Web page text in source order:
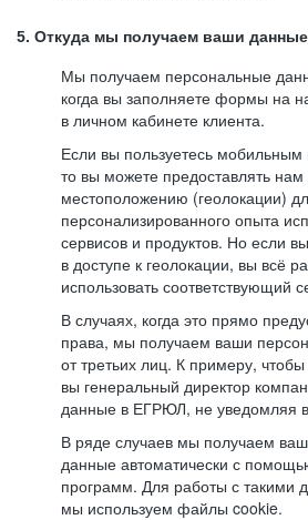
5. Откуда мы получаем ваши данные
Мы получаем персональные
когда вы заполняете формы на
в личном кабинете клиента.
Если вы пользуетесь
то вы можете предоставлять
местоположению (геолокации)
персонализированного опыта
сервисов и продуктов. Но если
в доступе к геолокации, вы всё
использовать соответствующий
В случаях, когда это прямо
права, мы получаем ваши
от третьих лиц. К примеру, чтобы
вы генеральный директор
данные в ЕГРЮЛ, не уведомляя
В ряде случаев мы получаем
данные автоматически с
программ. Для работы с такими
мы используем файлы cookie.